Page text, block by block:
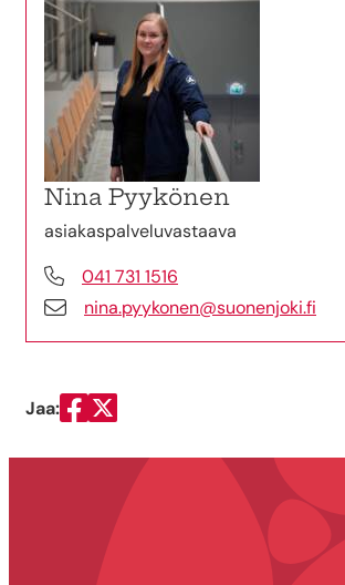
Nina Pyykönen
asiakaspalveluvastaava
041 731 1516
nina.pyykonen@suonenjoki.fi
Jaa:
Jaa Facebookissa
Jaa Twitterissä